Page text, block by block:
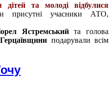
дітей та молоді відбулися
присутні учасники АТО,
Ястремськийта голова
подарували всім